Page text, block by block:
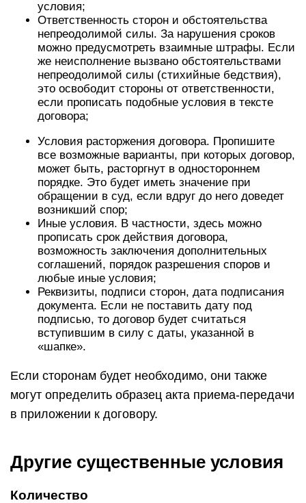
условия;
Ответственность сторон и обстоятельства
непреодолимой силы. За нарушения сроков
можно предусмотреть взаимные штрафы. Если
же неисполнение вызвано обстоятельствами
непреодолимой силы (стихийные бедствия),
это освободит стороны от ответственности,
если прописать подобные условия в тексте
договора;
Условия расторжения договора. Пропишите
все возможные варианты, при которых договор,
может быть, расторгнут в одностороннем
порядке. Это будет иметь значение при
обращении в суд, если вдруг до него доведет
возникший спор;
Иные условия. В частности, здесь можно
прописать срок действия договора,
возможность заключения дополнительных
соглашений, порядок разрешения споров и
любые иные условия;
Реквизиты, подписи сторон, дата подписания
документа. Если не поставить дату под
подписью, то договор будет считаться
вступившим в силу с даты, указанной в
«шапке».
Если сторонам будет необходимо, они также
могут определить образец акта приема-передачи
в приложении к договору.
Другие существенные условия
Количество